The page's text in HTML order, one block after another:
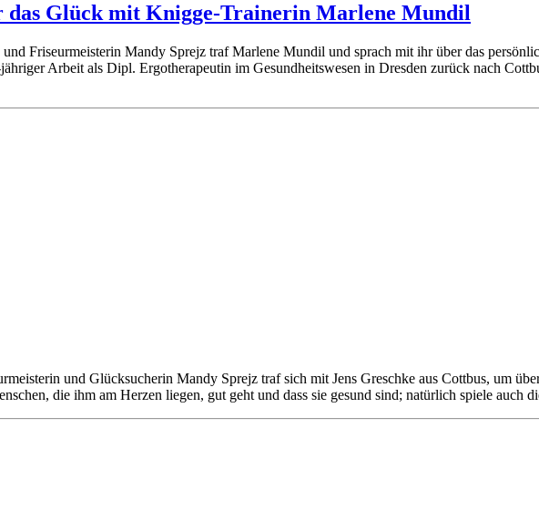
das Glück mit Knigge-Trainerin Marlene Mundil
Friseurmeisterin Mandy Sprejz traf Marlene Mundil und sprach mit ihr über das
Arbeit als Dipl. Ergotherapeutin im Gesundheitswesen in Dresden zurück nach
und Glücksucherin Mandy Sprejz traf sich mit Jens Greschke aus Cottbus, um
die ihm am Herzen liegen, gut geht und dass sie gesund sind; natürlich spiele auch